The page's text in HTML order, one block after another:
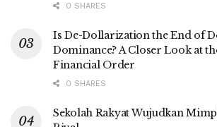
0 SHARES
Is De-Dollarization the End of
Dominance? A Closer Look at
Financial Order
0 SHARES
Sekolah Rakyat Wujudkan